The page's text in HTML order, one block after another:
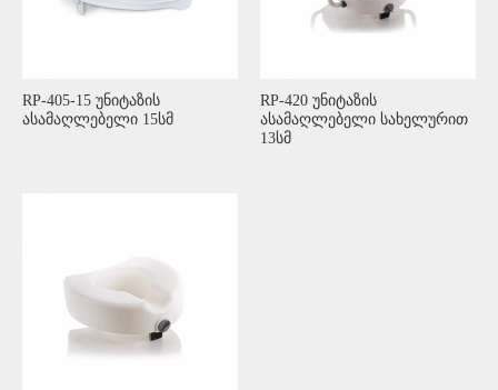
RP-405-15 უნიტაზის
ასამაღლებელი 15სმ
RP-420 უნიტაზის
ასამაღლებელი სახელურით
13სმ